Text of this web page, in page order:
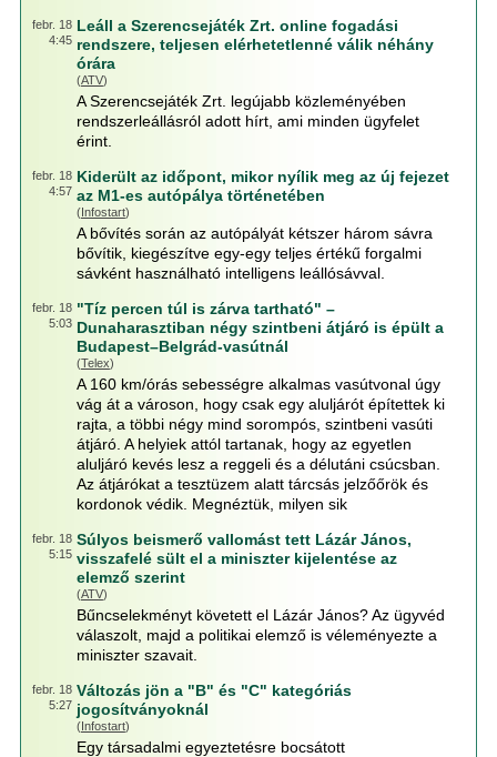
febr. 18
4:45
Leáll a Szerencsejáték Zrt. online fogadási
rendszere, teljesen elérhetetlenné válik néhány
órára
(ATV)
A Szerencsejáték Zrt. legújabb közleményében
rendszerleállásról adott hírt, ami minden ügyfelet
érint.
febr. 18
4:57
Kiderült az időpont, mikor nyílik meg az új fejezet
az M1-es autópálya történetében
(Infostart)
A bővítés során az autópályát kétszer három sávra
bővítik, kiegészítve egy-egy teljes értékű forgalmi
sávként használható intelligens leállósávval.
febr. 18
5:03
"Tíz percen túl is zárva tartható" –
Dunaharasztiban négy szintbeni átjáró is épült a
Budapest–Belgrád-vasútnál
(Telex)
A 160 km/órás sebességre alkalmas vasútvonal úgy
vág át a városon, hogy csak egy aluljárót építettek ki
rajta, a többi négy mind sorompós, szintbeni vasúti
átjáró. A helyiek attól tartanak, hogy az egyetlen
aluljáró kevés lesz a reggeli és a délutáni csúcsban.
Az átjárókat a tesztüzem alatt tárcsás jelzőőrök és
kordonok védik. Megnéztük, milyen sik
febr. 18
5:15
Súlyos beismerő vallomást tett Lázár János,
visszafelé sült el a miniszter kijelentése az
elemző szerint
(ATV)
Bűncselekményt követett el Lázár János? Az ügyvéd
válaszolt, majd a politikai elemző is véleményezte a
miniszter szavait.
febr. 18
5:27
Változás jön a "B" és "C" kategóriás
jogosítványoknál
(Infostart)
Egy társadalmi egyeztetésre bocsátott